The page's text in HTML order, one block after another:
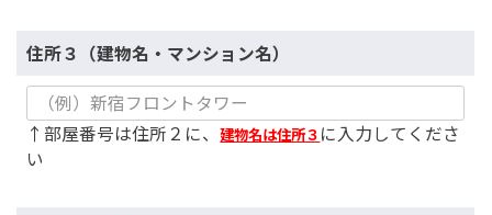
住所３（建物名・マンション名）
↑部屋番号は住所２に、建物名は住所３ に入力してくださ
い